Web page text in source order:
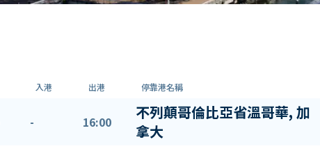
入港 出港 停靠港名稱
- 16:00
不列顛哥倫比亞省溫哥華, 加
拿大